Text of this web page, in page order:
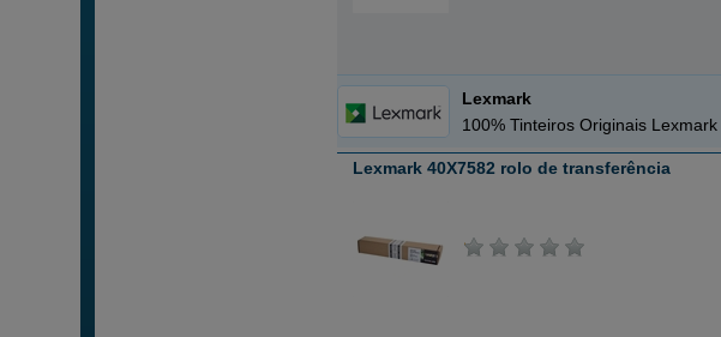
Lexmark
100% Tinteiros Originais Lexmark
Lexmark 40X7582 rolo de transferência